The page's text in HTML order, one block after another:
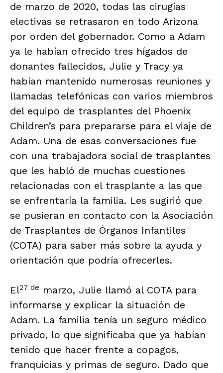
de marzo de 2020, todas las cirugías
electivas se retrasaron en todo Arizona
por orden del gobernador. Como a Adam
ya le habían ofrecido tres hígados de
donantes fallecidos, Julie y Tracy ya
habían mantenido numerosas reuniones y
llamadas telefónicas con varios miembros
del equipo de trasplantes del Phoenix
Children’s para prepararse para el viaje de
Adam. Una de esas conversaciones fue
con una trabajadora social de trasplantes
que les habló de muchas cuestiones
relacionadas con el trasplante a las que
se enfrentaría la familia. Les sugirió que
se pusieran en contacto con la Asociación
de Trasplantes de Órganos Infantiles
(COTA) para saber más sobre la ayuda y
orientación que podría ofrecerles.
El27 de marzo, Julie llamó al COTA para
informarse y explicar la situación de
Adam. La familia tenía un seguro médico
privado, lo que significaba que ya habían
tenido que hacer frente a copagos,
franquicias y primas de seguro. Dado que